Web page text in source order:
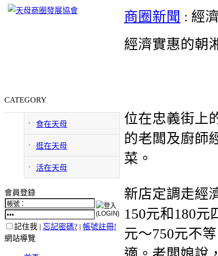
CATEGORY
食在天母
逛在天母
活在天母
會員登錄
記住我 | 忘記密碼? | 帳號註冊!
網站導覽
商圈新聞 : 經
經濟實惠的朝
位在忠義街上
的老闆及廚師
菜。
新店定調走經
150元和180元
元～750元不